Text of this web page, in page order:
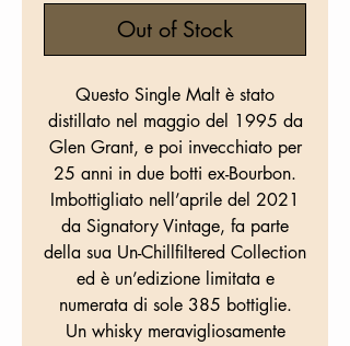
Out of Stock
Questo Single Malt è stato
distillato nel maggio del 1995 da
Glen Grant, e poi invecchiato per
25 anni in due botti ex-Bourbon.
Imbottigliato nell’aprile del 2021
da Signatory Vintage, fa parte
della sua Un-Chillfiltered Collection
ed è un’edizione limitata e
numerata di sole 385 bottiglie.
Un whisky meravigliosamente